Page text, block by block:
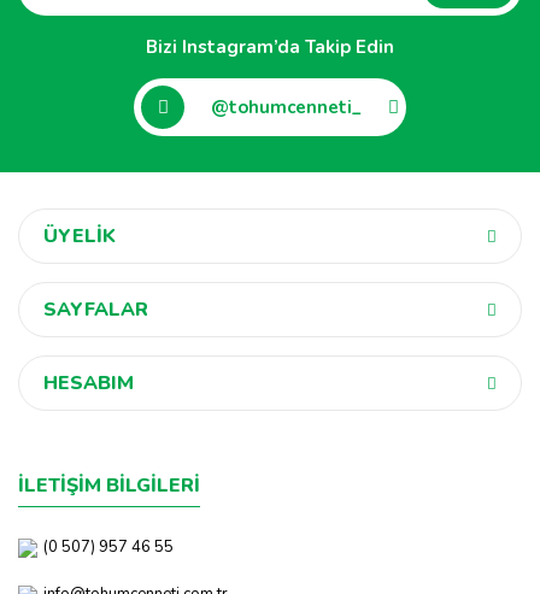
Bizi Instagram’da Takip Edin
@tohumcenneti_
ÜYELİK
SAYFALAR
HESABIM
İLETİŞİM BİLGİLERİ
(0 507) 957 46 55